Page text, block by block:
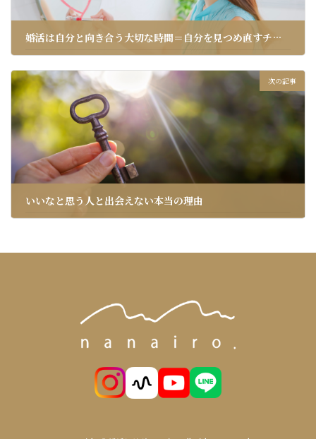
婚活は自分と向き合う大切な時間＝自分を見つめ直すチャンス」
次の記事
いいなと思う人と出会えない本当の理由